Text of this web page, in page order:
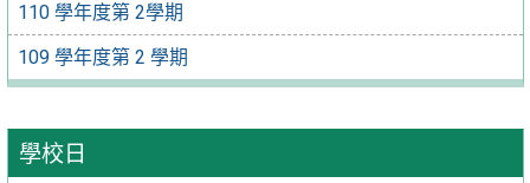
110 學年度第 2學期
109 學年度第 2 學期
學校日